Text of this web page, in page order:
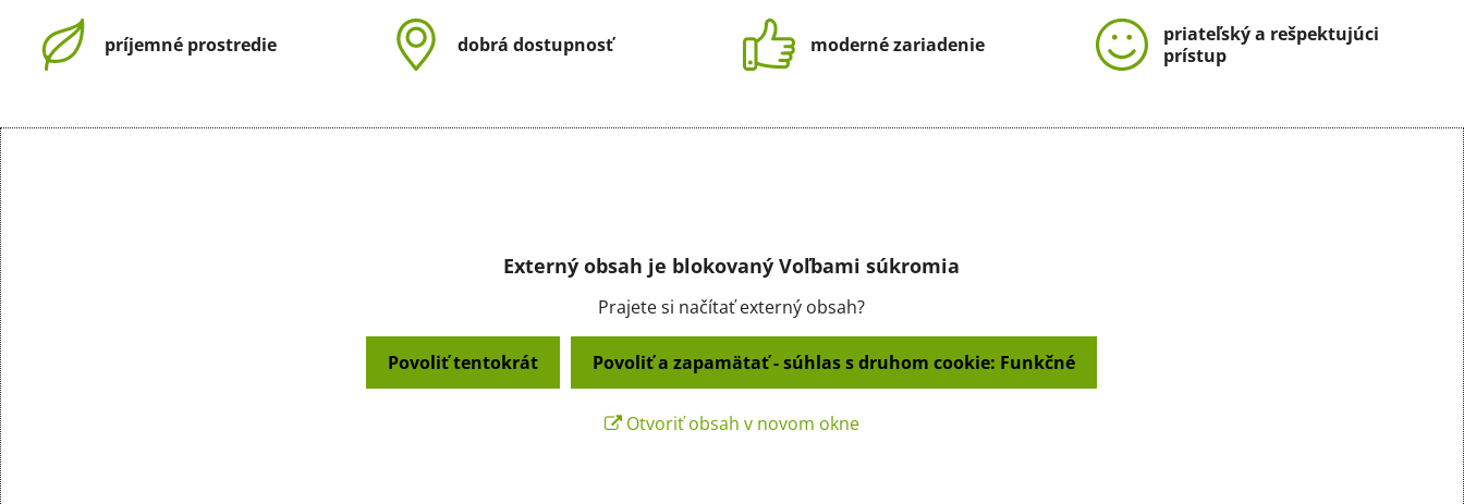
príjemné prostredie dobrá dostupnosť moderné zariadenie
priateľský a rešpektujúci
prístup
Externý obsah je blokovaný Voľbami súkromia
Prajete si načítať externý obsah?
Povoliť tentokrát Povoliť a zapamätať - súhlas s druhom cookie: Funkčné
Otvoriť obsah v novom okne